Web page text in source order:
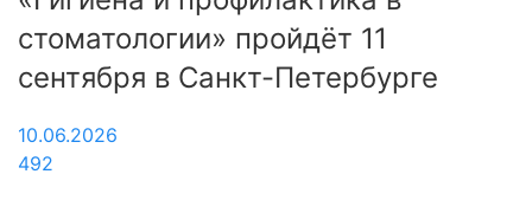
стоматологии» пройдёт 11
сентября в Санкт-Петербурге
10.06.2026
492